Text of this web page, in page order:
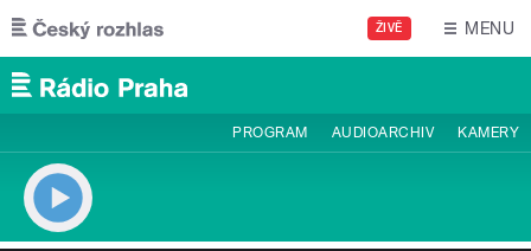
Přejít k hlavnímu obsahu
ŽIVĚ MENU
PROGRAM AUDIOARCHIV KAMERY